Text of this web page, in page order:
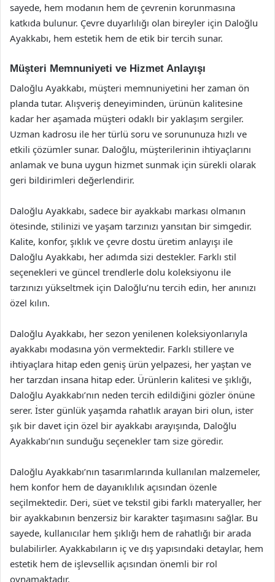
sayede, hem modanın hem de çevrenin korunmasına
katkıda bulunur. Çevre duyarlılığı olan bireyler için Daloğlu
Ayakkabı, hem estetik hem de etik bir tercih sunar.
Müşteri Memnuniyeti ve Hizmet Anlayışı
Daloğlu Ayakkabı, müşteri memnuniyetini her zaman ön
planda tutar. Alışveriş deneyiminden, ürünün kalitesine
kadar her aşamada müşteri odaklı bir yaklaşım sergiler.
Uzman kadrosu ile her türlü soru ve sorununuza hızlı ve
etkili çözümler sunar. Daloğlu, müşterilerinin ihtiyaçlarını
anlamak ve buna uygun hizmet sunmak için sürekli olarak
geri bildirimleri değerlendirir.
Daloğlu Ayakkabı, sadece bir ayakkabı markası olmanın
ötesinde, stilinizi ve yaşam tarzınızı yansıtan bir simgedir.
Kalite, konfor, şıklık ve çevre dostu üretim anlayışı ile
Daloğlu Ayakkabı, her adımda sizi destekler. Farklı stil
seçenekleri ve güncel trendlerle dolu koleksiyonu ile
tarzınızı yükseltmek için Daloğlu’nu tercih edin, her anınızı
özel kılın.
Daloğlu Ayakkabı, her sezon yenilenen koleksiyonlarıyla
ayakkabı modasına yön vermektedir. Farklı stillere ve
ihtiyaçlara hitap eden geniş ürün yelpazesi, her yaştan ve
her tarzdan insana hitap eder. Ürünlerin kalitesi ve şıklığı,
Daloğlu Ayakkabı’nın neden tercih edildiğini gözler önüne
serer. İster günlük yaşamda rahatlık arayan biri olun, ister
şık bir davet için özel bir ayakkabı arayışında, Daloğlu
Ayakkabı’nın sunduğu seçenekler tam size göredir.
Daloğlu Ayakkabı’nın tasarımlarında kullanılan malzemeler,
hem konfor hem de dayanıklılık açısından özenle
seçilmektedir. Deri, süet ve tekstil gibi farklı materyaller, her
bir ayakkabının benzersiz bir karakter taşımasını sağlar. Bu
sayede, kullanıcılar hem şıklığı hem de rahatlığı bir arada
bulabilirler. Ayakkabıların iç ve dış yapısındaki detaylar, hem
estetik hem de işlevsellik açısından önemli bir rol
oynamaktadır.